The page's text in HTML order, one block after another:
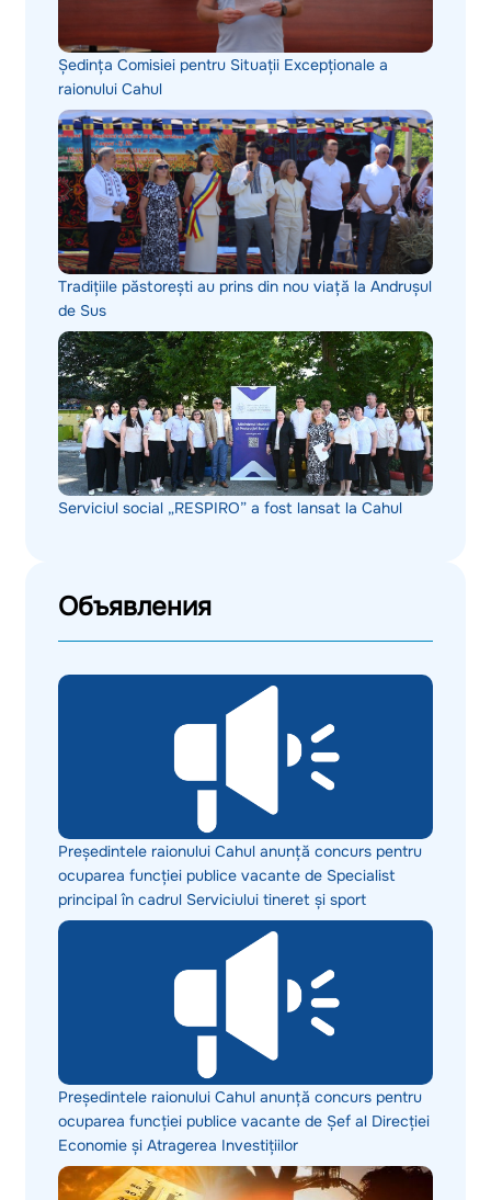
Ședința Comisiei pentru Situații Excepționale a
raionului Cahul
Tradițiile păstorești au prins din nou viață la Andrușul
de Sus
Serviciul social „RESPIRO” a fost lansat la Cahul
Объявления
Președintele raionului Cahul anunță concurs pentru
ocuparea funcției publice vacante de Specialist
principal în cadrul Serviciului tineret și sport
Președintele raionului Cahul anunță concurs pentru
ocuparea funcției publice vacante de Șef al Direcției
Economie și Atragerea Investițiilor